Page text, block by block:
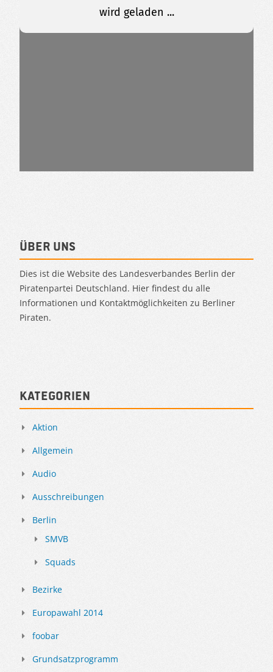
Über uns
Dies ist die Website des Landesverbandes Berlin der
Piratenpartei Deutschland. Hier findest du alle
Informationen und Kontaktmöglichkeiten zu Berliner
Piraten.
Kategorien
Aktion
Allgemein
Audio
Ausschreibungen
Berlin
SMVB
Squads
Bezirke
Europawahl 2014
foobar
Grundsatzprogramm